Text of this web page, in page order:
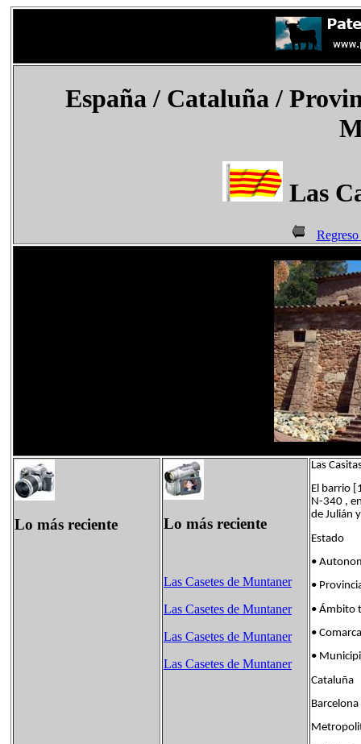
España/ Cataluña /
Las
Lo más reciente Lo más reciente
Las Casetes de Muntaner
Las Casetes de Muntaner
Las Casetes de Muntaner
Las Casetes de Muntaner
Las
El barrio
N-340 ,
de Julián
Estado
•
•
• Ámbito
• Comarca
•
Cataluña
Barcelona